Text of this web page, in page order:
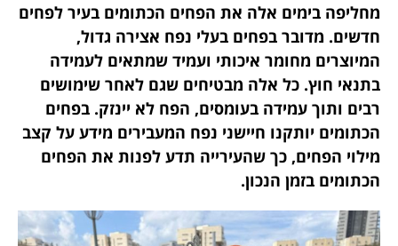
מחליפה בימים אלה את הפחים הכתומים בעיר לפחים
חדשים. מדובר בפחים בעלי נפח אצירה גדול,
המיוצרים מחומר איכותי ועמיד שמתאים לעמידה
בתנאי חוץ. כל אלה מבטיחים שגם לאחר שימושים
רבים ותוך עמידה בעומסים, הפח לא יינזק. בפחים
הכתומים יותקנו חיישני נפח המעבירים מידע על קצב
מילוי הפחים, כך שהעירייה תדע לפנות את הפחים
הכתומים בזמן הנכון.